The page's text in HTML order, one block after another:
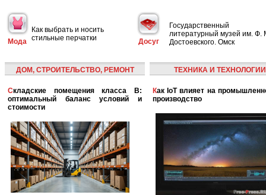
Мода
Как выбрать и носить
стильные перчатки
Досуг
Государственный
литературный музей им. Ф.
Достоевского. Омск
ДОМ, СТРОИТЕЛЬСТВО, РЕМОНТ
Складские помещения класса B:
оптимальный баланс условий и
стоимости
ТЕХНИКА И ТЕХНОЛОГИИ
Как IoT влияет на промышленность и
производство